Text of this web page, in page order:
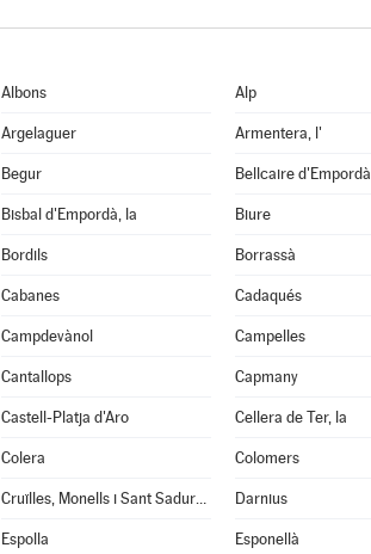
Albons Alp
Argelaguer Armentera, l'
Begur Bellcaire d'Empordà
Bisbal d'Empordà, la Biure
Bordils Borrassà
Cabanes Cadaqués
Campdevànol Campelles
Cantallops Capmany
Castell-Platja d'Aro Cellera de Ter, la
Colera Colomers
Cruïlles, Monells i Sant Sadurní de l'Heura Darnius
Espolla Esponellà